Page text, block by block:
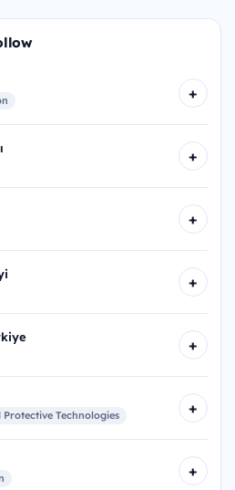
+
+
+
+
+
Protective Technologies +
+